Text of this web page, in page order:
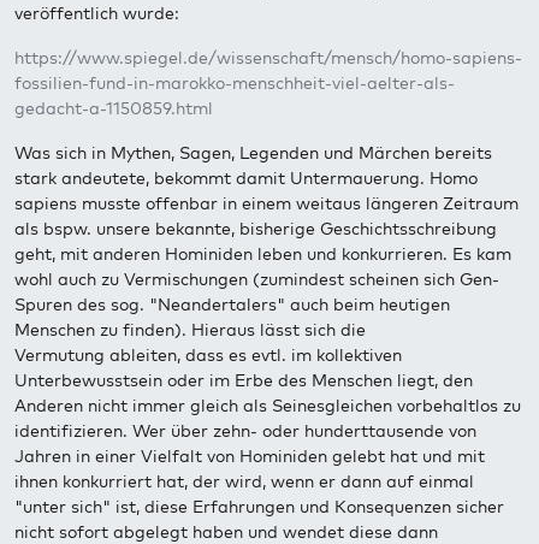
veröffentlich wurde:
https://www.spiegel.de/wissenschaft/mensch/homo-sapiens-
fossilien-fund-in-marokko-menschheit-viel-aelter-als-
gedacht-a-1150859.html
Was sich in Mythen, Sagen, Legenden und Märchen bereits
stark andeutete, bekommt damit Untermauerung. Homo
sapiens musste offenbar in einem weitaus längeren Zeitraum
als bspw. unsere bekannte, bisherige Geschichtsschreibung
geht, mit anderen Hominiden leben und konkurrieren. Es kam
wohl auch zu Vermischungen (zumindest scheinen sich Gen-
Spuren des sog. "Neandertalers" auch beim heutigen
Menschen zu finden). Hieraus lässt sich die
Vermutung ableiten, dass es evtl. im kollektiven
Unterbewusstsein oder im Erbe des Menschen liegt, den
Anderen nicht immer gleich als Seinesgleichen vorbehaltlos zu
identifizieren. Wer über zehn- oder hunderttausende von
Jahren in einer Vielfalt von Hominiden gelebt hat und mit
ihnen konkurriert hat, der wird, wenn er dann auf einmal
"unter sich" ist, diese Erfahrungen und Konsequenzen sicher
nicht sofort abgelegt haben und wendet diese dann